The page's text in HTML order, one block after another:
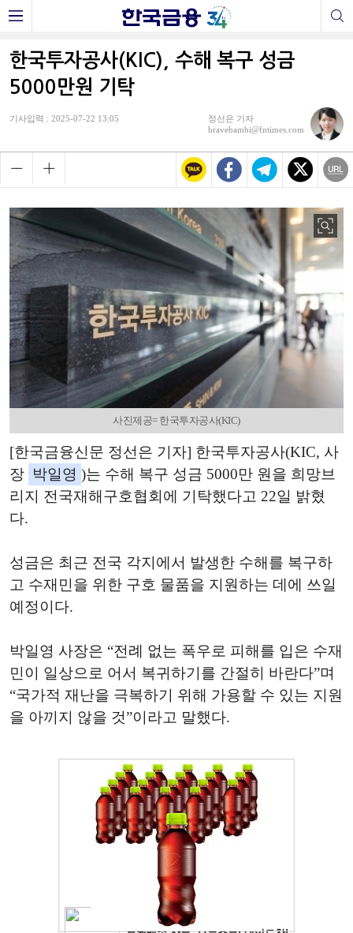
한국투자공사(KIC), 수해 복구 성금
5000만원 기탁
기사입력 : 2025-07-22 13:05
정선은 기자
bravebambi@fntimes.com
사진제공= 한국투자공사(KIC)
[한국금융신문 정선은 기자] 한국투자공사(KIC, 사
장 박일영 )는 수해 복구 성금 5000만 원을 희망브
리지 전국재해구호협회에 기탁했다고 22일 밝혔
다.
성금은 최근 전국 각지에서 발생한 수해를 복구하
고 수재민을 위한 구호 물품을 지원하는 데에 쓰일
예정이다.
박일영 사장은 “전례 없는 폭우로 피해를 입은 수재
민이 일상으로 어서 복귀하기를 간절히 바란다”며
“국가적 재난을 극복하기 위해 가용할 수 있는 지원
을 아끼지 않을 것”이라고 말했다.